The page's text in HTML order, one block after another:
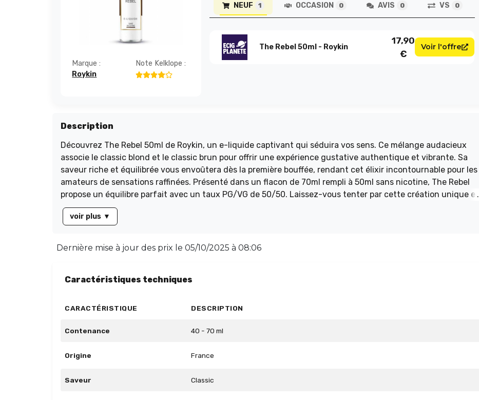
Marque :
Roykin
Note Kelklope :
NEUF 1 OCCASION 0 AVIS 0 VS 0
The Rebel 50ml - Roykin
17,90
€
Voir l'offre
Description
Découvrez The Rebel 50ml de Roykin, un e-liquide captivant qui séduira vos sens. Ce mélange audacieux
associe le classic blond et le classic brun pour offrir une expérience gustative authentique et vibrante. Sa
saveur riche et équilibrée vous envoûtera dès la première bouffée, rendant cet élixir incontournable pour les
amateurs de sensations raffinées. Présenté dans un flacon de 70ml rempli à 50ml sans nicotine, The Rebel
propose un équilibre parfait avec un taux PG/VG de 50/50. Laissez-vous tenter par cette création unique et
faites de chaque vape un moment de plaisir intense.
voir plus ▼
Dernière mise à jour des prix le 05/10/2025 à 08:06
Caractéristiques techniques
CARACTÉRISTIQUE DESCRIPTION
Contenance 40 - 70 ml
Origine France
Saveur Classic